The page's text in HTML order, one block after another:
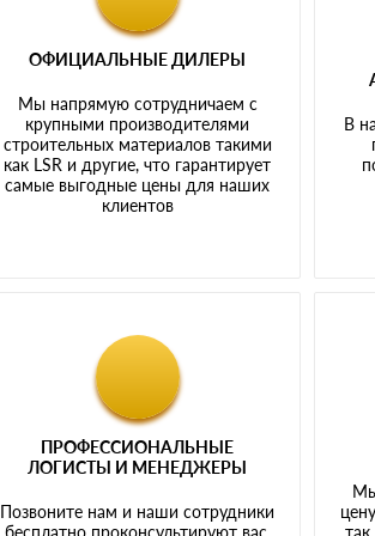
ОФИЦИАЛЬНЫЕ ДИЛЕРЫ
Мы напрямую сотрудничаем с
крупными производителями
строительных материалов такими
как LSR и другие, что гарантирует
самые выгодные цены для наших
клиентов
В
ПРОФЕССИОНАЛЬНЫЕ
ЛОГИСТЫ И МЕНЕДЖЕРЫ
Позвоните нам и наши сотрудники
бесплатно проконсультируют вас,